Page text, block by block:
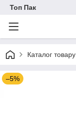
Топ Пак
Каталог товару
–5%